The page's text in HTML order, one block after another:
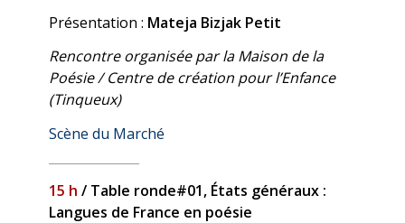
Présentation : Mateja Bizjak Petit
Rencontre organisée par la Maison de la
Poésie / Centre de création pour l’Enfance
(Tinqueux)
Scène du Marché
15 h / Table ronde#01, États généraux :
Langues de France en poésie